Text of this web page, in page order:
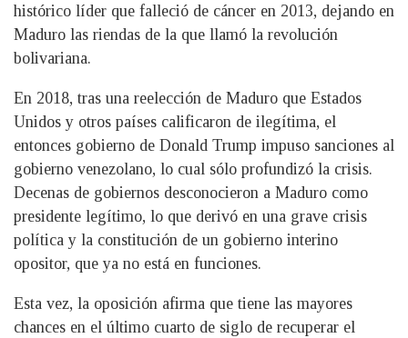
histórico líder que falleció de cáncer en 2013, dejando en
Maduro las riendas de la que llamó la revolución
bolivariana.
En 2018, tras una reelección de Maduro que Estados
Unidos y otros países calificaron de ilegítima, el
entonces gobierno de Donald Trump impuso sanciones al
gobierno venezolano, lo cual sólo profundizó la crisis.
Decenas de gobiernos desconocieron a Maduro como
presidente legítimo, lo que derivó en una grave crisis
política y la constitución de un gobierno interino
opositor, que ya no está en funciones.
Esta vez, la oposición afirma que tiene las mayores
chances en el último cuarto de siglo de recuperar el